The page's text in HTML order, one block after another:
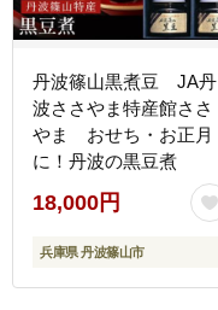
丹波篠山黒煮豆 JA丹
波ささやま特産館ささ
やま おせち・お正月
に！丹波の黒豆煮
18,000円
兵庫県 丹波篠山市